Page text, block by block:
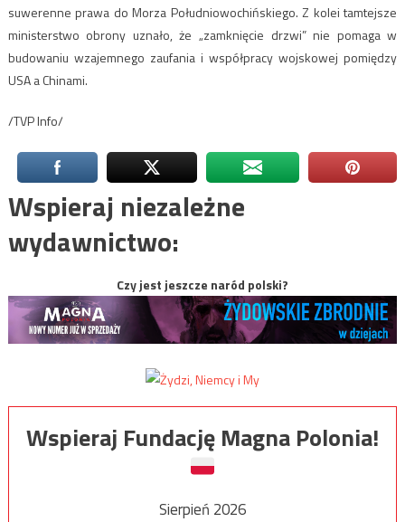
suwerenne prawa do Morza Południowochińskiego. Z kolei tamtejsze
ministerstwo obrony uznało, że „zamknięcie drzwi” nie pomaga w
budowaniu wzajemnego zaufania i współpracy wojskowej pomiędzy
USA a Chinami.
/TVP Info/
Wspieraj niezależne
wydawnictwo:
Czy jest jeszcze naród polski?
Wspieraj Fundację Magna Polonia!
Sierpień 2026